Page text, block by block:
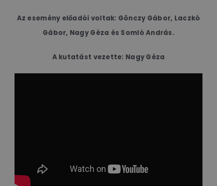
Az esemény előadói voltak: Gönczy Gábor, Laczkó
Gábor, Nagy Géza és Somló András.
A kutatást vezette: Nagy Géza